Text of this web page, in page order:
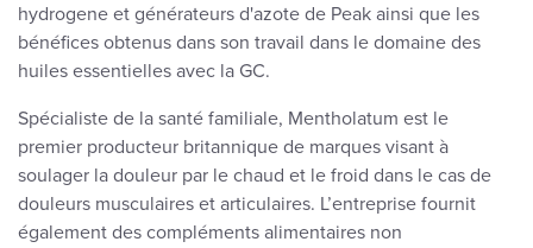
hydrogene et générateurs d'azote de Peak ainsi que les
bénéfices obtenus dans son travail dans le domaine des
huiles essentielles avec la GC.
Spécialiste de la santé familiale, Mentholatum est le
premier producteur britannique de marques visant à
soulager la douleur par le chaud et le froid dans le cas de
douleurs musculaires et articulaires. L’entreprise fournit
également des compléments alimentaires non